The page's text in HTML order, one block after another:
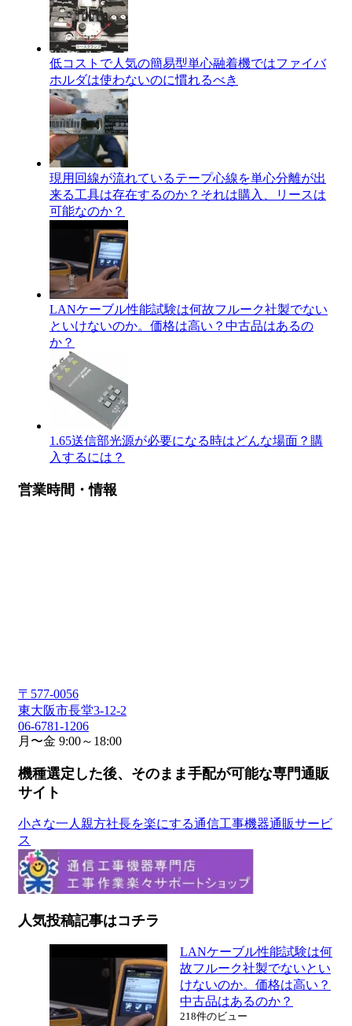
低コストで人気の簡易型単心融着機ではファイバ
ホルダは使わないのに慣れるべき
現用回線が流れているテープ心線を単心分離が出
来る工具は存在するのか？それは購入、リースは
可能なのか？
LANケーブル性能試験は何故フルーク社製でない
といけないのか。価格は高い？中古品はあるの
か？
1.65送信部光源が必要になる時はどんな場面？購
入するには？
営業時間・情報
〒577-0056
東大阪市長堂3-12-2
06-6781-1206
月〜金 9:00～18:00
機種選定した後、そのまま手配が可能な専門通販
サイト
小さな一人親方社長を楽にする通信工事機器通販サービ
ス
人気投稿記事はコチラ
LANケーブル性能試験は何
故フルーク社製でないとい
けないのか。価格は高い？
中古品はあるのか？
218件のビュー